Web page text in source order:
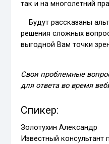
так и на многолетний
Будут рассказаны
решения сложных
выгодной Вам точки
Свои проблемные
для ответа во время
Спикер:
Золотухин Александр
Известный консультант